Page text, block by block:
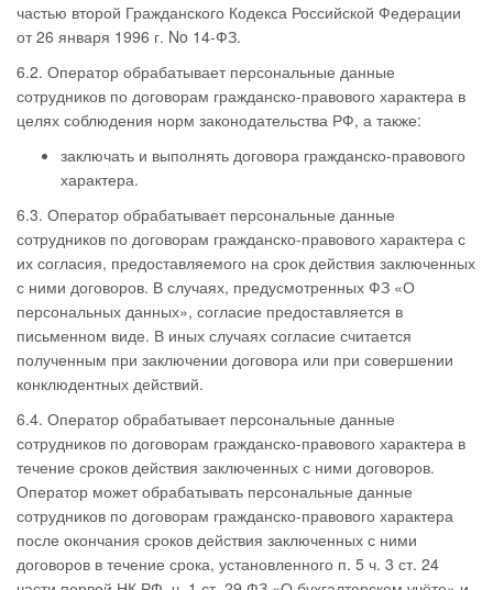
частью второй Гражданского Кодекса Российской Федерации
от 26 января 1996 г. No 14-ФЗ.
6.2. Оператор обрабатывает персональные данные
сотрудников по договорам гражданско-правового характера в
целях соблюдения норм законодательства РФ, а также:
заключать и выполнять договора гражданско-правового
характера.
6.3. Оператор обрабатывает персональные данные
сотрудников по договорам гражданско-правового характера с
их согласия, предоставляемого на срок действия заключенных
с ними договоров. В случаях, предусмотренных ФЗ «О
персональных данных», согласие предоставляется в
письменном виде. В иных случаях согласие считается
полученным при заключении договора или при совершении
конклюдентных действий.
6.4. Оператор обрабатывает персональные данные
сотрудников по договорам гражданско-правового характера в
течение сроков действия заключенных с ними договоров.
Оператор может обрабатывать персональные данные
сотрудников по договорам гражданско-правового характера
после окончания сроков действия заключенных с ними
договоров в течение срока, установленного п. 5 ч. 3 ст. 24